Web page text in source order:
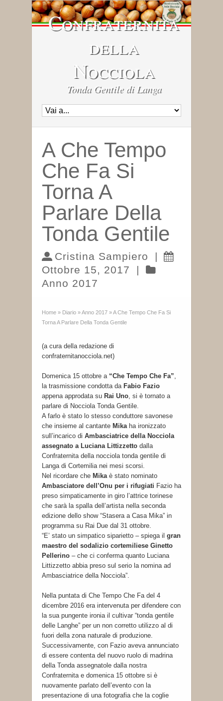
Confraternita
della
Nocciola
Tonda Gentile di Langa
A Che Tempo
Che Fa Si
Torna A
Parlare Della
Tonda Gentile
Cristina Sampiero
|
Ottobre 15, 2017
|
Anno 2017
Home » Diario »Anno 2017 »A Che Tempo Che Fa Si
Torna A Parlare Della Tonda Gentile
(a cura della redazione di
confraternitanocciola.net)
Domenica 15 ottobre a “Che Tempo Che Fa”,
la trasmissione condotta da Fabio Fazio
appena approdata su Rai Uno, si è tornato a
parlare di Nocciola Tonda Gentile.
A farlo è stato lo stesso conduttore savonese
che insieme al cantante Mikaha ironizzato
sull’incarico di Ambasciatrice della Nocciola
assegnato a Luciana Littizzetto dalla
Confraternita della nocciola tonda gentile di
Langa di Cortemilia nei mesi scorsi.
Nel ricordare che Mikaè stato nominato
Ambasciatore dell’Onu per i rifugiati Fazio ha
preso simpaticamente in giro l’attrice torinese
che sarà la spalla dell’artista nella seconda
edizione dello show “Stasera a Casa Mika” in
programma su Rai Due dal 31 ottobre.
“E’ stato un simpatico siparietto – spiega il gran
maestro del sodalizio cortemiliese Ginetto
Pellerino – che ci conferma quanto Luciana
Littizzetto abbia preso sul serio la nomina ad
Ambasciatrice della Nocciola”.
Nella puntata di Che Tempo Che Fa del 4
dicembre 2016 era intervenuta per difendere con
la sua pungente ironia il cultivar “tonda gentile
delle Langhe” per un non corretto utilizzo al di
fuori della zona naturale di produzione.
Successivamente, con Fazio aveva annunciato
di essere contenta del nuovo ruolo di madrina
della Tonda assegnatole dalla nostra
Confraternita e domenica 15 ottobre si è
nuovamente parlato dell’evento con la
presentazione di una fotografia che la coglie